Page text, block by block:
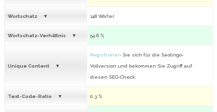
Wortschatz 148 Wörter
Wortschatz-Verhältnis 54.6 %
Unique Content
Registrieren Sie sich für die Seolingo-
Vollversion und bekommen Sie Zugriff auf
diesen SEO-Check.
Text-Code-Ratio 0.3 %